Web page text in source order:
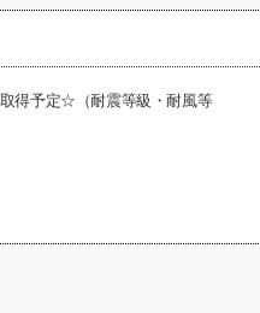
得予定☆（耐震等級・耐風等